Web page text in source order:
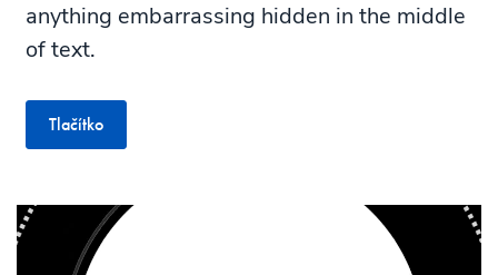
anything embarrassing hidden in the middle
of text.
Tlačítko